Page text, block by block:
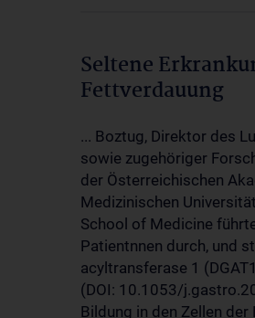
Seltene
Fettverdauung
... Boztug, Direktor des
sowie zugehöriger
der Österreichischen
Medizinischen
School of Medicine
Patientnnen durch, und
acyltransferase 1
(DOI: 10.1053/
Bildung in den Zellen